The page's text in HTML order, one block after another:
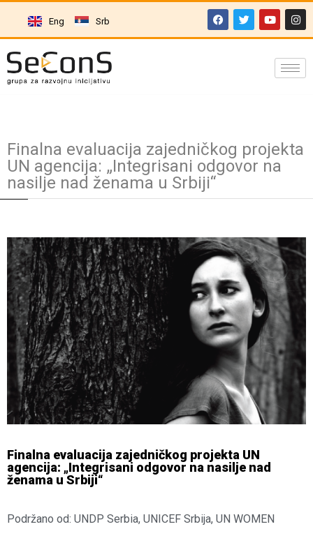
Eng Srb
Finalna evaluacija zajedničkog projekta
UN agencija: „Integrisani odgovor na
nasilje nad ženama u Srbiji“
Finalna evaluacija zajedničkog projekta UN
agencija: „Integrisani odgovor na nasilje nad
ženama u Srbiji“
Podržano od: UNDP Serbia, UNICEF Srbija, UN WOMEN